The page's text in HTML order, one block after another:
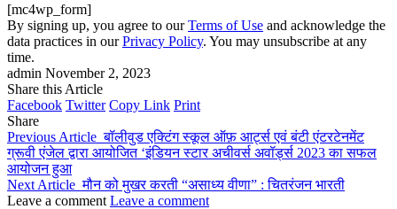
[mc4wp_form]
By signing up, you agree to ourTerms of Use and acknowledge the
data practices in ourPrivacy Policy. You may unsubscribe at any
time.
admin November 2, 2023
Share this Article
Facebook Twitter Copy Link Print
Share
Previous Article बॉलीवुड एक्टिंग स्कूल ऑफ़ आर्ट्स एवं बंटी एंटरटेनमेंट
ग्रूवी एंजेल द्वारा आयोजित ‘इंडियन स्टार अचीवर्स अवॉर्ड्स 2023 का सफल
आयोजन हुआ
Next Article मौन को मुखर करती “असाध्य वीणा” : चितरंजन भारती
Leave a comment Leave a comment